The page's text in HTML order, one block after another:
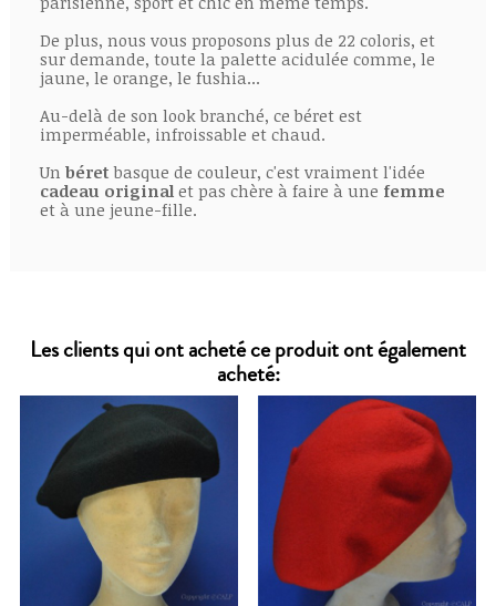
De plus, nous vous proposons plus de 22 coloris, et
sur demande, toute la palette acidulée comme, le
jaune, le orange, le fushia...
Au-delà de son look branché, ce béret est
imperméable, infroissable et chaud.
Un béret basque de couleur, c'est vraiment l'idée
cadeau original et pas chère à faire à une femme
et à une jeune-fille.
Les clients qui ont acheté ce produit ont également
acheté: